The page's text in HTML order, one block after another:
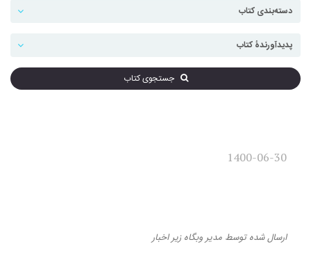
جستجوی کتاب
1400-06-30
ارسال شدهتوسط مدیر وبگاه زیراخبار